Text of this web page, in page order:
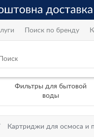
Поиск по бренду
Фильтры для бытовой
воды
Картриджи для осмоса и